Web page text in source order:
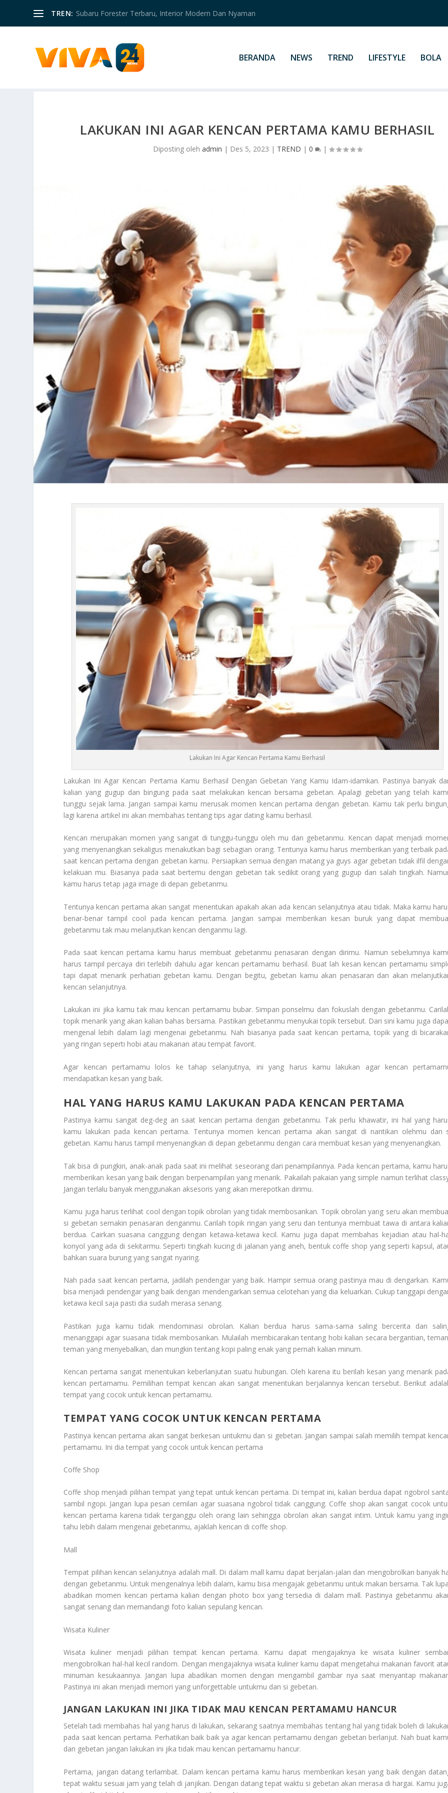
TREN: Subaru Forester Terbaru, Interior Modern Dan Nyaman
BERANDA NEWS TREND LIFESTYLE BOLA
LAKUKAN INI AGAR KENCAN PERTAMA KAMU BERHASIL
Diposting oleh admin | Des 5, 2023 | TREND | 0 |
Lakukan Ini Agar Kencan Pertama Kamu Berhasil
Lakukan Ini Agar Kencan Pertama Kamu Berhasil Dengan Gebetan Yang Kamu Idam-idamkan. Pastinya banyak
kalian yang gugup dan bingung pada saat melakukan kencan bersama gebetan. Apalagi gebetan yang telah
tunggu sejak lama. Jangan sampai kamu merusak momen kencan pertama dengan gebetan. Kamu tak perlu
lagi karena artikel ini akan membahas tentang tips agar dating kamu berhasil.
Kencan merupakan momen yang sangat di tunggu-tunggu oleh mu dan gebetanmu. Kencan dapat menjadi
yang menyenangkan sekaligus menakutkan bagi sebagian orang. Tentunya kamu harus memberikan yang terbaik
saat kencan pertama dengan gebetan kamu. Persiapkan semua dengan matang ya guys agar gebetan tidak ilfil
kelakuan mu. Biasanya pada saat bertemu dengan gebetan tak sedikit orang yang gugup dan salah tingkah.
kamu harus tetap jaga image di depan gebetanmu.
Tentunya kencan pertama akan sangat menentukan apakah akan ada kencan selanjutnya atau tidak. Maka kamu
benar-benar tampil cool pada kencan pertama. Jangan sampai memberikan kesan buruk yang dapat
gebetanmu tak mau melanjutkan kencan denganmu lagi.
Pada saat kencan pertama kamu harus membuat gebetanmu penasaran dengan dirimu. Namun sebelumnya
harus tampil percaya diri terlebih dahulu agar kencan pertamamu berhasil. Buat lah kesan kencan pertamamu
tapi dapat menarik perhatian gebetan kamu. Dengan begitu, gebetan kamu akan penasaran dan akan
kencan selanjutnya.
Lakukan ini jika kamu tak mau kencan pertamamu bubar. Simpan ponselmu dan fokuslah dengan gebetanmu.
topik menarik yang akan kalian bahas bersama. Pastikan gebetanmu menyukai topik tersebut. Dari sini kamu juga
mengenal lebih dalam lagi mengenai gebetanmu. Nah biasanya pada saat kencan pertama, topik yang di
yang ringan seperti hobi atau makanan atau tempat favorit.
Agar kencan pertamamu lolos ke tahap selanjutnya, ini yang harus kamu lakukan agar kencan
mendapatkan kesan yang baik.
HAL YANG HARUS KAMU LAKUKAN PADA KENCAN PERTAMA
Pastinya kamu sangat deg-deg an saat kencan pertama dengan gebetanmu. Tak perlu khawatir, ini hal yang
kamu lakukan pada kencan pertama. Tentunya momen kencan pertama akan sangat di nantikan olehmu dan
gebetan. Kamu harus tampil menyenangkan di depan gebetanmu dengan cara membuat kesan yang menyenangkan.
Tak bisa di pungkiri, anak-anak pada saat ini melihat seseorang dari penampilannya. Pada kencan pertama, kamu
memberikan kesan yang baik dengan berpenampilan yang menarik. Pakailah pakaian yang simple namun terlihat
Jangan terlalu banyak menggunakan aksesoris yang akan merepotkan dirimu.
Kamu juga harus terlihat cool dengan topik obrolan yang tidak membosankan. Topik obrolan yang seru akan
si gebetan semakin penasaran denganmu. Carilah topik ringan yang seru dan tentunya membuat tawa di antara
berdua. Cairkan suasana canggung dengan ketawa-ketawa kecil. Kamu juga dapat membahas kejadian atau hal-
konyol yang ada di sekitarmu. Seperti tingkah kucing di jalanan yang aneh, bentuk coffe shop yang seperti kapsul,
bahkan suara burung yang sangat nyaring.
Nah pada saat kencan pertama, jadilah pendengar yang baik. Hampir semua orang pastinya mau di dengarkan.
bisa menjadi pendengar yang baik dengan mendengarkan semua celotehan yang dia keluarkan. Cukup tanggapi
ketawa kecil saja pasti dia sudah merasa senang.
Pastikan juga kamu tidak mendominasi obrolan. Kalian berdua harus sama-sama saling bercerita dan
menanggapi agar suasana tidak membosankan. Mulailah membicarakan tentang hobi kalian secara bergantian,
teman yang menyebalkan, dan mungkin tentang kopi paling enak yang pernah kalian minum.
Kencan pertama sangat menentukan keberlanjutan suatu hubungan. Oleh karena itu berilah kesan yang menarik
kencan pertamamu. Pemilihan tempat kencan akan sangat menentukan berjalannya kencan tersebut. Berikut
tempat yang cocok untuk kencan pertamamu.
TEMPAT YANG COCOK UNTUK KENCAN PERTAMA
Pastinya kencan pertama akan sangat berkesan untukmu dan si gebetan. Jangan sampai salah memilih tempat
pertamamu. Ini diatempat yang cocok untuk kencan pertama
Coffe Shop
Coffe shop menjadi pilihan tempat yang tepat untuk kencan pertama. Di tempat ini, kalian berdua dapat ngobrol
sambil ngopi. Jangan lupa pesan cemilan agar suasana ngobrol tidak canggung. Coffe shop akan sangat cocok
kencan pertama karena tidak terganggu oleh orang lain sehingga obrolan akan sangat intim. Untuk kamu yang
tahu lebih dalam mengenai gebetanmu, ajaklah kencan di coffe shop.
Mall
Tempat pilihan kencan selanjutnya adalah mall. Di dalam mall kamu dapat berjalan-jalan dan mengobrolkan banyak
dengan gebetanmu. Untuk mengenalnya lebih dalam, kamu bisa mengajak gebetanmu untuk makan bersama. Tak
abadikan momen kencan pertama kalian dengan photo box yang tersedia di dalam mall. Pastinya gebetanmu
sangat senang dan memandangi foto kalian sepulang kencan.
Wisata Kuliner
Wisata kuliner menjadi pilihan tempat kencan pertama. Kamu dapat mengajaknya ke wisata kuliner
mengobrolkan hal-hal kecil random. Dengan mengajaknya wisata kuliner kamu dapat mengetahui makanan favorit
minuman kesukaannya. Jangan lupa abadikan momen dengan mengambil gambar nya saat menyantap
Pastinya ini akan menjadi memori yang unforgettable untukmu dan si gebetan.
JANGAN LAKUKAN INI JIKA TIDAK MAU KENCAN PERTAMAMU HANCUR
Setelah tadi membahas hal yang harus di lakukan, sekarang saatnya membahas tentang hal yang tidak boleh di
pada saat kencan pertama. Perhatikan baik baik ya agar kencan pertamamu dengan gebetan berlanjut. Nah buat
dan gebetan jangan lakukan ini jika tidak mau kencan pertamamu hancur.
Pertama, jangan datang terlambat. Dalam kencan pertama kamu harus memberikan kesan yang baik dengan
tepat waktu sesuai jam yang telah di janjikan. Dengan datang tepat waktu si gebetan akan merasa di hargai. Kamu